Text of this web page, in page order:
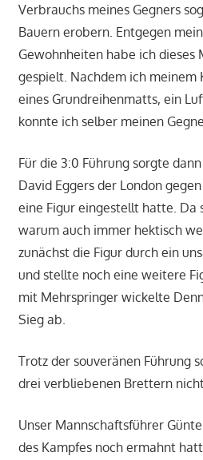
Verbrauchs meines Gegners
Bauern erobern. Entgegen
Gewohnheiten habe ich dieses
gespielt. Nachdem ich meinem
eines Grundreihenmatts, ein
konnte ich selber meinen
Für die 3:0 Führung sorgte
David Eggers der London
eine Figur eingestellt hatte. Da
warum auch immer hektisch
zunächst die Figur durch ein
und stellte noch eine weitere
mit Mehrspringer wickelte
Sieg ab.
Trotz der souveränen Führung
drei verbliebenen Brettern
Unser Mannschaftsführer
des Kampfes noch ermahnt